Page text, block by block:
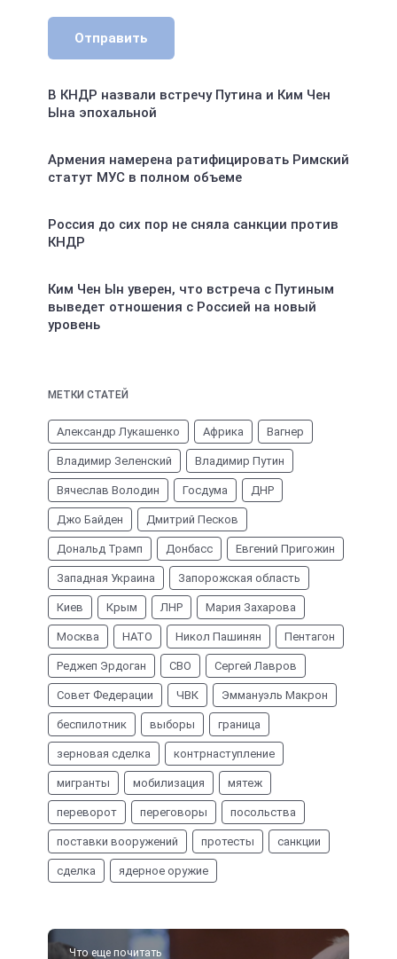
Отправить
В КНДР назвали встречу Путина и Ким Чен
Ына эпохальной
Армения намерена ратифицировать Римский
статут МУС в полном объеме
Россия до сих пор не сняла санкции против
КНДР
Ким Чен Ын уверен, что встреча с Путиным
выведет отношения с Россией на новый
уровень
МЕТКИ СТАТЕЙ
Александр Лукашенко Африка Вагнер
Владимир Зеленский Владимир Путин
Вячеслав Володин Госдума ДНР
Джо Байден Дмитрий Песков
Дональд Трамп Донбасс Евгений Пригожин
Западная Украина Запорожская область
Киев Крым ЛНР Мария Захарова
Москва НАТО Никол Пашинян Пентагон
Реджеп Эрдоган СВО Сергей Лавров
Совет Федерации ЧВК Эммануэль Макрон
беспилотник выборы граница
зерновая сделка контрнаступление
мигранты мобилизация мятеж
переворот переговоры посольства
поставки вооружений протесты санкции
сделка ядерное оружие
Что еще почитать